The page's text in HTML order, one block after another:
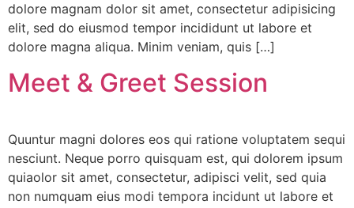
dolore magnam dolor sit amet, consectetur adipisicing
elit, sed do eiusmod tempor incididunt ut labore et
dolore magna aliqua. Minim veniam, quis […]
Meet & Greet Session
Quuntur magni dolores eos qui ratione voluptatem sequi
nesciunt. Neque porro quisquam est, qui dolorem ipsum
quiaolor sit amet, consectetur, adipisci velit, sed quia
non numquam eius modi tempora incidunt ut labore et